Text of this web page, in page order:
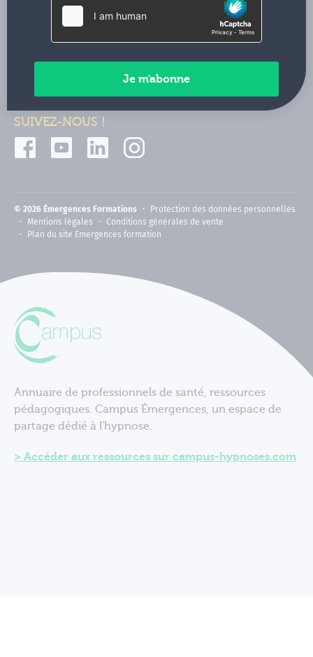
02 99 05 25 47
Contactez-nous
Paiements sécurisés
SUIVEZ-NOUS !
© 2026 Émergences Formations
Protection des données personnelles
Mentions légales
Conditions générales de vente
Plan du site Emergences formation
Annuaire de professionnels de santé, ressources
pédagogiques. Campus Émergences, un espace de
partage dédié à l'hypnose.
Accéder aux ressources sur campus-hypnoses.com